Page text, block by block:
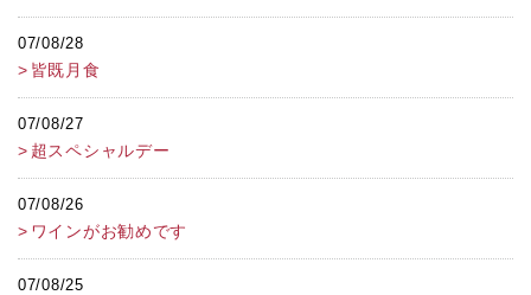
07/08/28
皆既月食
07/08/27
超スペシャルデー
07/08/26
ワインがお勧めです
07/08/25